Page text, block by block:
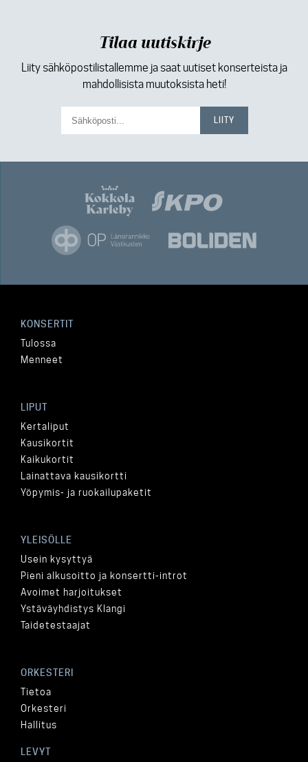
Tilaa uutiskirje
Liity sähköpostilistallemme ja saat uutiset konserteista ja
mahdollisista muutoksista heti!
KONSERTIT
Tulossa
Menneet
LIPUT
Kertaliput
Kausikortit
Kaikukortit
Lainattava kausikortti
Yöpymis- ja ruokailupaketit
YLEISÖLLE
Usein kysyttyä
Pieni alkusoitto ja konsertti-introt
Avoimet harjoitukset
Ystäväyhdistys Klangi
Taidetestaajat
ORKESTERI
Tietoa
Orkesteri
Hallitus
LEVYT